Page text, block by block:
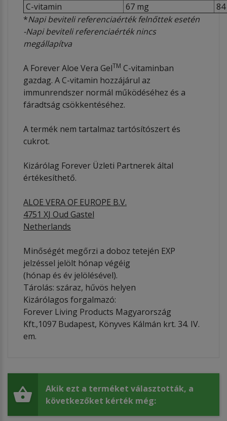
C-vitamin
67 mg
84
*Napi beviteli referenciaérték felnőttek esetén
-Napi beviteli referenciaérték nincs
megállapítva
A Forever Aloe Vera GelTM C-vitaminban
gazdag. A C-vitamin hozzájárul az
immunrendszer normál működéséhez és a
fáradtság csökkentéséhez.
A termék nem tartalmaz tartósítószert és
cukrot.
Kizárólag Forever Üzleti Partnerek által
értékesíthető.
ALOE VERA OF EUROPE B.V.
4751 XJ Oud Gastel
Netherlands
Minőségét megőrzi a doboz tetején EXP
jelzéssel jelölt hónap végéig
(hónap és év jelölésével).
Tárolás: száraz, hűvös helyen
Kizárólagos forgalmazó:
Forever Living Products Magyarország
Kft.,1097 Budapest, Könyves Kálmán krt. 34. IV.
em.
Akik ezt a terméket választották, a
következőket kérték még: